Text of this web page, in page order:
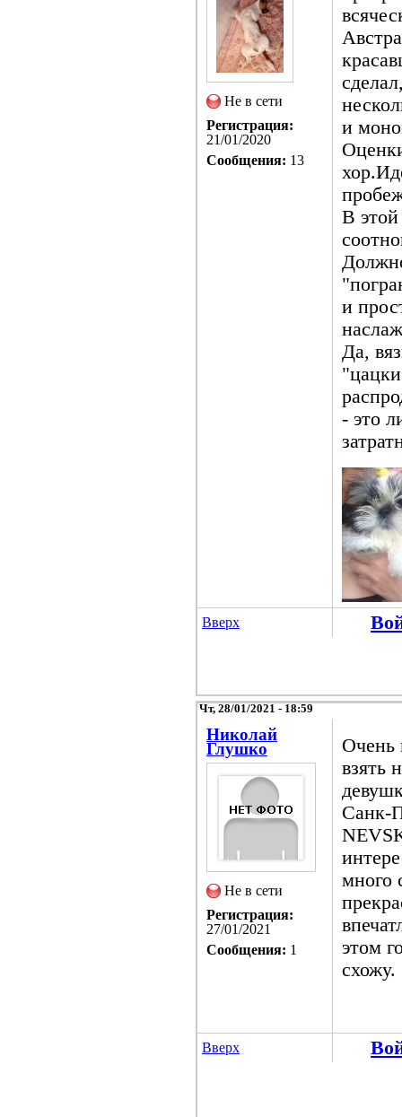
Не в сети
Регистрация:
21/01/2020
Сообщения: 13
и
В этой
и
Да,
- это
Вверх
Чт, 28/01/2021 - 18:59
Николай
Глушко
Не в сети
Регистрация:
27/01/2021
Сообщения: 1
Очень
взять
Санк-
много
этом
схожу.
Вверх